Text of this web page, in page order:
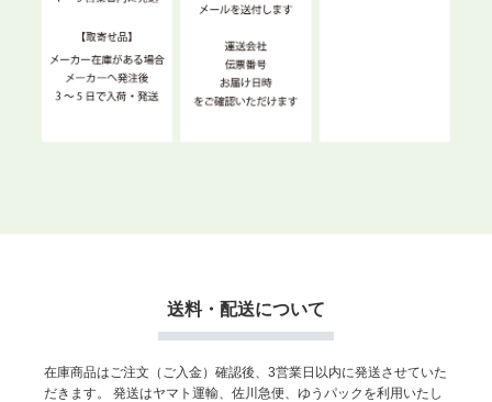
送料・配送について
在庫商品はご注文（ご入金）確認後、3営業日以内に発送させていた
だきます。
発送はヤマト運輸、佐川急便、ゆうパックを利用いたし